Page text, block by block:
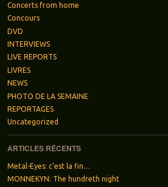
Concerts from home
Concours
DVD
INTERVIEWS
LIVE REPORTS
LIVRES
NEWS
PHOTO DE LA SEMAINE
REPORTAGES
Uncategorized
ARTICLES RÉCENTS
Metal-Eyes: c’est la fin…
MONNEKYN: The hundreth night